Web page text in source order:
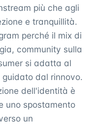
più che agli
e tranquillità.
perché il mix di
community sulla
si adatta al
dal rinnovo.
dell'identità è
uno spostamento
un